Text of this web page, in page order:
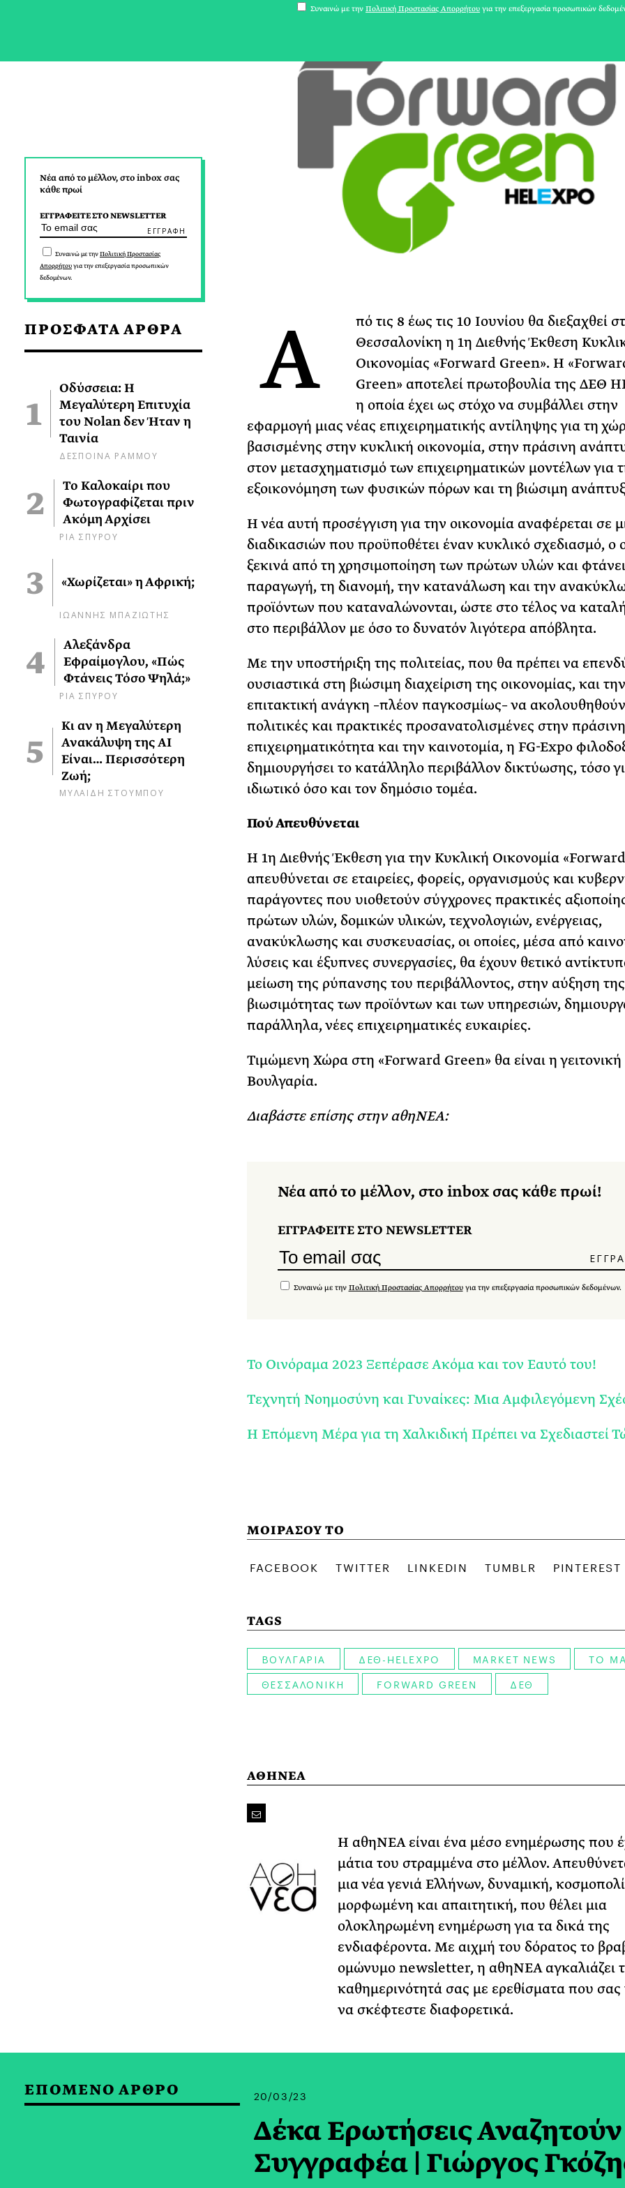
Νέα από το μέλλον, στο inbox σας
κάθε πρωί
ΕΓΓΡΑΦΕΙΤΕ ΣΤΟ NEWSLETTER
Συναινώ με τηνΠολιτική Προστασίας
Απορρήτουγια την επεξεργασία προσωπικών
δεδομένων.
ΠΡΟΣΦΑΤΑ ΑΡΘΡΑ
Οδύσσεια: Η
Μεγαλύτερη Επιτυχία
του Nolan δεν Ήταν η
Ταινία
ΔΕΣΠΟΙΝΑ ΡΑΜΜΟΥ
Το Καλοκαίρι που
Φωτογραφίζεται πριν
Ακόμη Αρχίσει
ΡΙΑ ΣΠΥΡΟΥ
«Χωρίζεται» η Αφρική;
ΙΩΑΝΝΗΣ ΜΠΑΖΙΩΤΗΣ
Αλεξάνδρα
Εφραίμογλου, «Πώς
Φτάνεις Τόσο Ψηλά;»
ΡΙΑ ΣΠΥΡΟΥ
Κι αν η Μεγαλύτερη
Ανακάλυψη της AI
Είναι… Περισσότερη
Ζωή;
ΜΥΛΑΙΔΗ ΣΤΟΥΜΠΟΥ
Α
πό τις 8 έως τις 10 Ιουνίου θα διεξαχθεί
Θεσσαλονίκη η 1η Διεθνής Έκθεση
Οικονομίας «Forward Green». Η
Green» αποτελεί πρωτοβουλία της ΔΕΘ
η οποία έχει ως στόχο να συμβάλλει στην
εφαρμογή μιας νέας επιχειρηματικής αντίληψης για τη
βασισμένης στην κυκλική οικονομία, στην πράσινη
στον μετασχηματισμό των επιχειρηματικών μοντέλων για
εξοικονόμηση των φυσικών πόρων και τη βιώσιμη
Η νέα αυτή προσέγγιση για την οικονομία αναφέρεται σε
διαδικασιών που προϋποθέτει έναν κυκλικό σχεδιασμό, ο
ξεκινά από τη χρησιμοποίηση των πρώτων υλών και
παραγωγή, τη διανομή, την κατανάλωση και την
προϊόντων που καταναλώνονται, ώστε στο τέλος να
στο περιβάλλον με όσο το δυνατόν λιγότερα απόβλητα.
Με την υποστήριξη της πολιτείας, που θα πρέπει να
ουσιαστικά στη βιώσιμη διαχείριση της οικονομίας, και την
επιτακτική ανάγκη –πλέον παγκοσμίως– να ακολουθηθούν
πολιτικές και πρακτικές προσανατολισμένες στην πράσινη
επιχειρηματικότητα και την καινοτομία, η FG-Expo
δημιουργήσει το κατάλληλο περιβάλλον δικτύωσης, τόσο
ιδιωτικό όσο και τον δημόσιο τομέα.
Πού Απευθύνεται
Η 1η Διεθνής Έκθεση για την Κυκλική Οικονομία
απευθύνεται σε εταιρείες, φορείς, οργανισμούς και
παράγοντες που υιοθετούν σύγχρονες πρακτικές
πρώτων υλών, δομικών υλικών, τεχνολογιών, ενέργειας,
ανακύκλωσης και συσκευασίας, οι οποίες, μέσα από
λύσεις και έξυπνες συνεργασίες, θα έχουν θετικό
μείωση της ρύπανσης του περιβάλλοντος, στην αύξηση της
βιωσιμότητας των προϊόντων και των υπηρεσιών,
παράλληλα, νέες επιχειρηματικές ευκαιρίες.
Τιμώμενη Χώρα στη «Forward Green» θα είναι η γειτονική
Βουλγαρία.
Διαβάστε επίσης στην αθηΝΕΑ:
Νέα από το μέλλον, στο inbox σας κάθε πρωί!
ΕΓΓΡΑΦΕΙΤΕ ΣΤΟ NEWSLETTER
Συναινώ με την Πολιτική Προστασίας Απορρήτουγια την επεξεργασία προσωπικών δεδομένων.
Το Οινόραμα 2023 Ξεπέρασε Ακόμα και τον Εαυτό του!
Τεχνητή Νοημοσύνη και Γυναίκες: Μια Αμφιλεγόμενη
Η Επόμενη Μέρα για τη Χαλκιδική Πρέπει να Σχεδιαστεί
ΜΟΙΡΑΣΟΥ ΤΟ
TAGS
ΒΟΥΛΓΑΡΙΑ ΔΕΘ-HELEXPO MARKET NEWS
TO
ΘΕΣΣΑΛΟΝΙΚΗ
FORWARD GREEN ΔΕΘ
ΑΘΗΝΕΑ
Η αθηΝΕΑ είναι ένα μέσο ενημέρωσης που
μάτια του στραμμένα στο μέλλον.
μια νέα γενιά Ελλήνων, δυναμική,
μορφωμένη και απαιτητική, που θέλει μια
ολοκληρωμένη ενημέρωση για τα δικά της
ενδιαφέροντα. Με αιχμή του δόρατος το
ομώνυμο newsletter, η αθηΝΕΑ αγκαλιάζει
καθημερινότητά σας με ερεθίσματα που
να σκέφτεστε διαφορετικά.
31 ΙΟΥΛΙΟΥ 2026
Το Καλοκαίρι
Φωτογραφίζεται
Ακόμη Αρχίσει
ΡΙΑ ΣΠΥΡΟΥ
ΕΠΟΜΕΝΟ ΑΡΘΡΟ 20/03/23
Δέκα Ερωτήσεις Αναζητούν
Συγγραφέα | Γιώργος
Συναινώ με την Πολιτική Προστασίας Απορρήτου για την επεξεργασία προσωπικών